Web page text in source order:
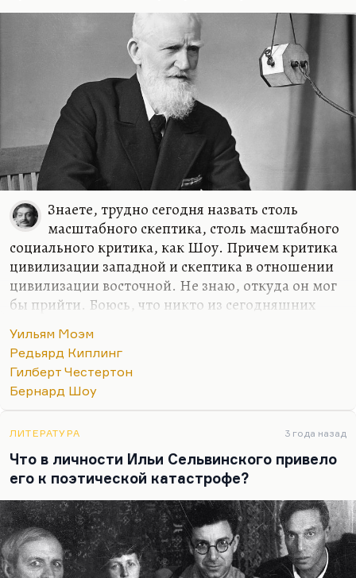
Знаете, трудно сегодня назвать столь
масштабного скептика, столь масштабного
социального критика, как Шоу. Причем критика
цивилизации западной и скептика в отношении
цивилизации восточной. Не знаю, откуда он мог
бы прийти. Боюсь, что никто из сегодняшних
его эрудицией. Боюсь, что традиция утрачена. Я
больше вам скажу: у меня есть сильное
подозрение великой европейской мысли
модерновой эпохи, традиция этак от 1910-х до
войн слишком серьезный урон. Боюсь, что
правдива эта мысль, что«кто не жил в Австро-
Венгрии, тот не жил в Европе». Боюсь, что, к
сожалению, деградация всех институтов, всех…
Уильям Моэм
Редьярд Киплинг
Гилберт Честертон
Бернард Шоу
ЛИТЕРАТУРА 3 года назад
Что в личности Ильи Сельвинского привело
его к поэтической катастрофе?